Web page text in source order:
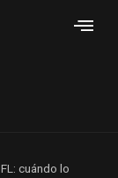
cuándo lo